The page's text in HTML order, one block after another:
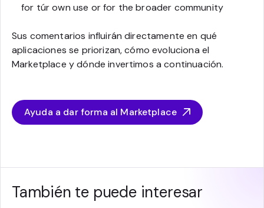
for túr own use or for the broader community
Sus comentarios influirán directamente en qué
aplicaciones se priorizan, cómo evoluciona el
Marketplace y dónde invertimos a continuación.
Ayuda a dar forma al Marketplace
También te puede interesar